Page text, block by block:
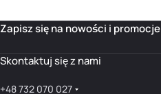
Zapisz się na nowości i promocje
Skontaktuj się z nami
+48 732 070 027